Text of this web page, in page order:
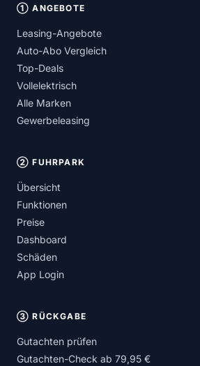
① ANGEBOTE
Leasing-Angebote
Auto-Abo Vergleich
Top-Deals
Vollelektrisch
Alle Marken
Gewerbeleasing
② FUHRPARK
Übersicht
Funktionen
Preise
Dashboard
Schäden
App Login
③ RÜCKGABE
Gutachten prüfen
Gutachten-Check ab 79,95 €